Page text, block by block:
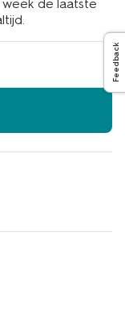
de laatste
Feedback